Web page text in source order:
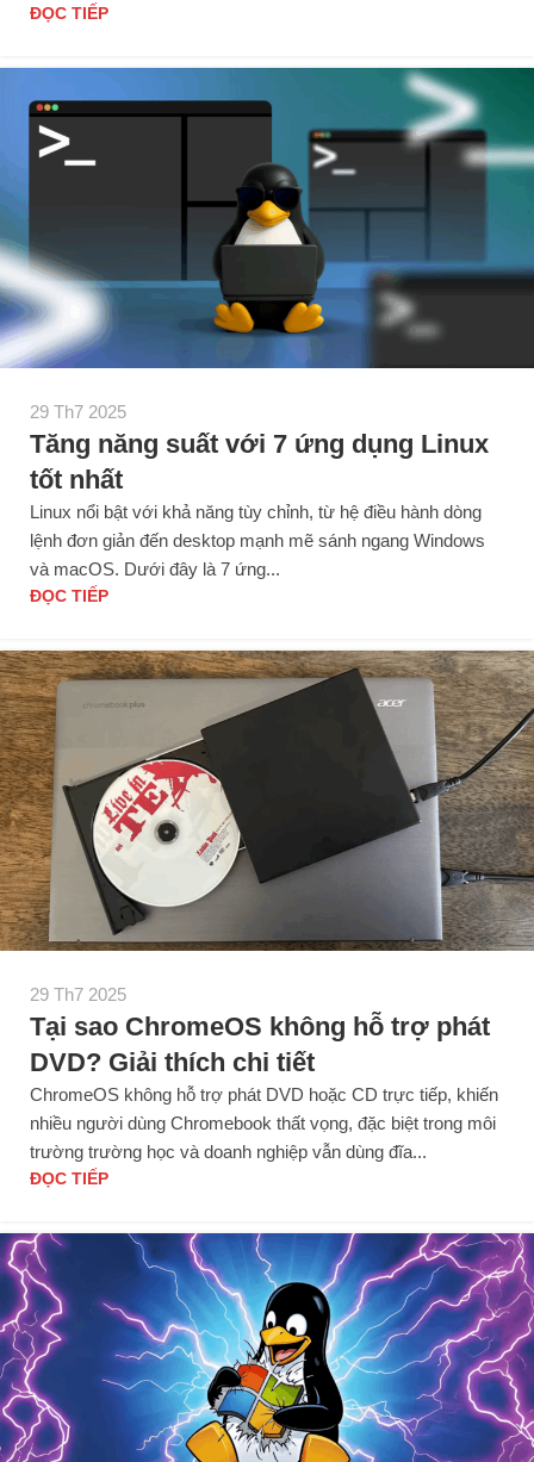
ĐỌC TIẾP
29 Th7 2025
Tăng năng suất với 7 ứng dụng Linux
tốt nhất
Linux nổi bật với khả năng tùy chỉnh, từ hệ điều hành dòng
lệnh đơn giản đến desktop mạnh mẽ sánh ngang Windows
và macOS. Dưới đây là 7 ứng...
ĐỌC TIẾP
29 Th7 2025
Tại sao ChromeOS không hỗ trợ phát
DVD? Giải thích chi tiết
ChromeOS không hỗ trợ phát DVD hoặc CD trực tiếp, khiến
nhiều người dùng Chromebook thất vọng, đặc biệt trong môi
trường trường học và doanh nghiệp vẫn dùng đĩa...
ĐỌC TIẾP